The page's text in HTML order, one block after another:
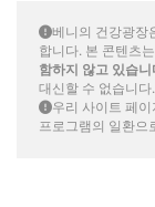
베니의 건강광장
합니다. 본 콘텐츠
함하지 않고 있습니
우리 사이트 페
프로그램의 일환으